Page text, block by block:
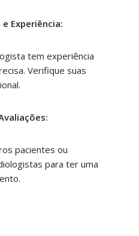
Experiência:
tem experiência
Verifique suas
pacientes ou
para ter uma